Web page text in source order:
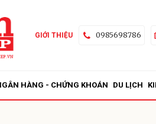
GIỚI THIỆU 0985698786
HÀNG - CHỨNG KHOÁN DU LỊCH